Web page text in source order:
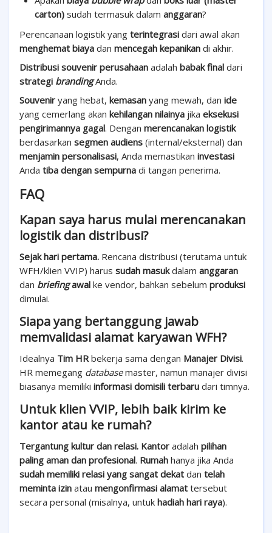
carton) sudah termasuk dalam anggaran?
Perencanaan logistik yang terintegrasi dari awal akan
menghemat biaya dan mencegah kepanikan di akhir.
Distribusi souvenir perusahaan adalah babak final dari
strategi brandingAnda.
Souvenir yang hebat, kemasan yang mewah, dan ide
yang cemerlang akan kehilangan nilainya jika eksekusi
pengirimannya gagal. Dengan merencanakan logistik
berdasarkan segmen audiens (internal/eksternal) dan
menjamin personalisasi, Anda memastikan investasi
Anda tiba dengan sempurna di tangan penerima.
FAQ
Kapan saya harus mulai merencanakan
logistik dan distribusi?
Sejak hari pertama. Rencana distribusi (terutama untuk
WFH/klien VVIP) harus sudah masukdalam anggaran
dan briefingawal ke vendor, bahkan sebelum produksi
dimulai.
Siapa yang bertanggung jawab
memvalidasi alamat karyawan WFH?
Idealnya Tim HRbekerja sama dengan Manajer Divisi.
HR memegang databasemaster, namun manajer divisi
biasanya memiliki informasi domisili terbaru dari timnya.
Untuk klien VVIP, lebih baik kirim ke
kantor atau ke rumah?
Tergantung kultur dan relasi. Kantor adalah pilihan
paling aman dan profesional. Rumah hanya jika Anda
sudah memiliki relasi yang sangat dekat dan telah
meminta izin atau mengonfirmasi alamat tersebut
secara personal (misalnya, untuk hadiah hari raya).